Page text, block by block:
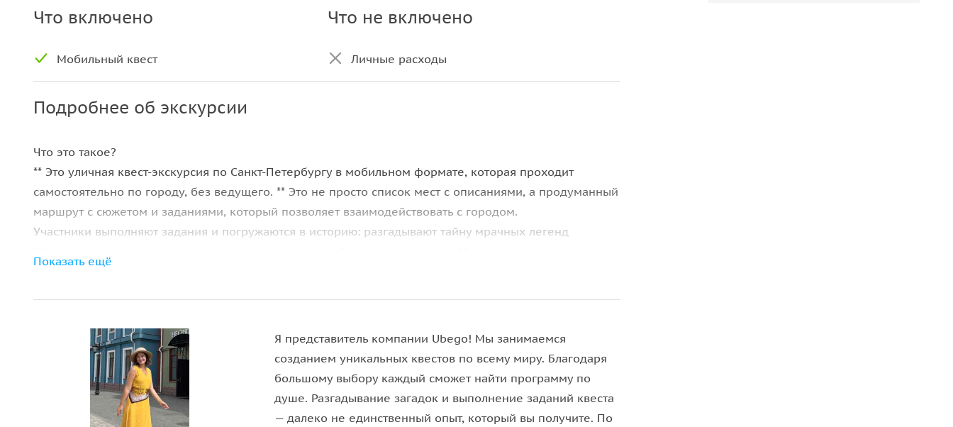
Что включено
Мобильный квест
Что не включено
Личные расходы
Подробнее об экскурсии
Что это такое?
** Это уличная квест-экскурсия по Санкт‑Петербургу в мобильном формате, которая проходит
самостоятельно по городу, без ведущего. ** Это не просто список мест с описаниями, а продуманный
маршрут с сюжетом и заданиями, который позволяет взаимодействовать с городом.
Участники выполняют задания и погружаются в историю: разгадывают тайну мрачных легенд
незнакомке, вы оказываетесь у полуразрушенного здания с этим дневником в руках и шаг за шагом
Экскурсия знакомит с атмосферой индустриального и одновременно мистического Петербурга
вдоль Обводного канала. Следуя подсказкам дневника, вы посещаете вокзалы первого
железнодорожного узла города, видите один из крупнейших планетариев мира, заглядываете на
культовую петербургскую «заброшку» и узнаёте легенду о мосте самоубийц, убеждаясь, что
городская история может быть не менее пугающей, чем вымысел.
Показать ещё
Я представитель компании Ubego! Мы занимаемся
созданием уникальных квестов по всему миру. Благодаря
большому выбору каждый сможет найти программу по
душе. Разгадывание загадок и выполнение заданий квеста
— далеко не единственный опыт, который вы получите. По